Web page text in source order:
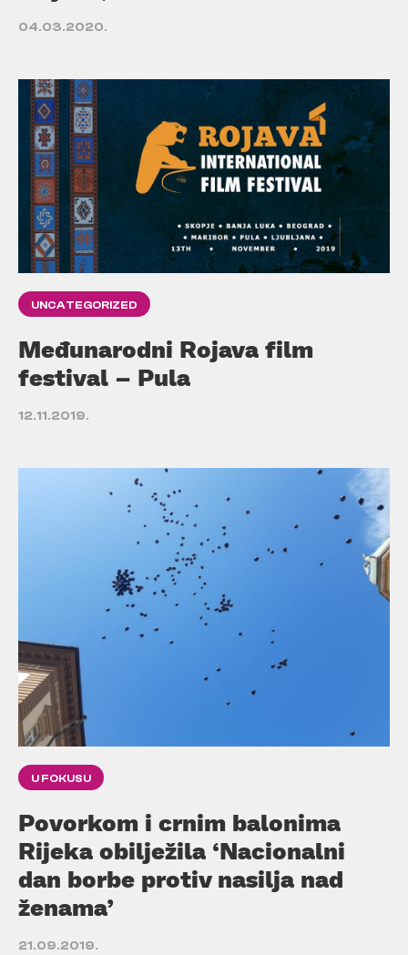
04.03.2020.
UNCATEGORIZED
Međunarodni Rojava film
festival – Pula
12.11.2019.
U FOKUSU
Povorkom i crnim balonima
Rijeka obilježila ‘Nacionalni
dan borbe protiv nasilja nad
ženama’
21.09.2019.